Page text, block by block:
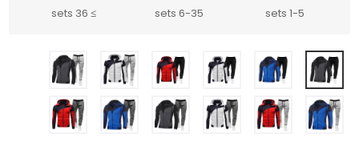
1-5 sets
6-35 sets
≥ 36 sets